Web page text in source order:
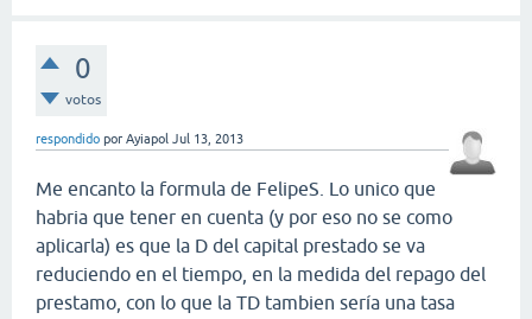
0
votos
respondido por Ayiapol Jul 13, 2013
Me encanto la formula de FelipeS. Lo unico que
habria que tener en cuenta (y por eso no se como
aplicarla) es que la D del capital prestado se va
reduciendo en el tiempo, en la medida del repago del
prestamo, con lo que la TD tambien sería una tasa